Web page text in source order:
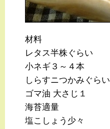
材料
レタス半株ぐらい
小ネギ３～４本
しらすニつかみぐらい
ゴマ油 大さじ１
海苔適量
塩こしょう少々